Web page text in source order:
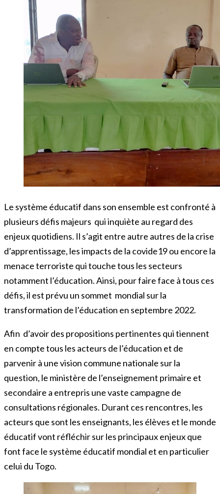
Le système éducatif dans son ensemble est confronté à
plusieurs défis majeurs qui inquiète au regard des
enjeux quotidiens. Il s’agit entre autre autres de la crise
d’apprentissage, les impacts de la covide19 ou encore la
menace terroriste qui touche tous les secteurs
notamment l’éducation. Ainsi, pour faire face à tous ces
défis, il est prévu un sommet mondial sur la
transformation de l’éducation en septembre 2022.
Afin d’avoir des propositions pertinentes qui tiennent
en compte tous les acteurs de l’éducation et de
parvenir à une vision commune nationale sur la
question, le ministère de l’enseignement primaire et
secondaire a entrepris une vaste campagne de
consultations régionales. Durant ces rencontres, les
acteurs que sont les enseignants, les élèves et le monde
éducatif vont réfléchir sur les principaux enjeux que
font face le système éducatif mondial et en particulier
celui du Togo.